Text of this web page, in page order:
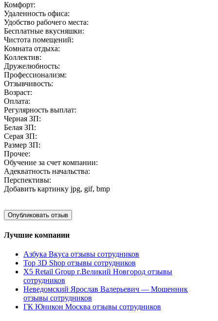
Комфорт:
Удаленность офиса:
Удобство рабочего места:
Бесплатные вкусняшки:
Чистота помещений:
Комната отдыха:
Коллектив:
Дружелюбность:
Профессионализм:
Отзывчивость:
Возраст:
Оплата:
Регулярность выплат:
Черная ЗП:
Белая ЗП:
Серая ЗП:
Размер ЗП:
Прочее:
Обучение за счет компании:
Адекватность начальства:
Перспективы:
Добавить картинку jpg, gif, bmp
Лучшие компании
Азбука Вкуса отзывы сотрудников
Top 3D Shop отзывы сотрудников
X5 Retail Group г.Великий Новгород отзывы
сотрудников
Неведомский Ярослав Валерьевич — Мошенник
отзывы сотрудников
ГК Юникон Москва отзывы сотрудников